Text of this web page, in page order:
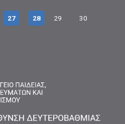
27 28 29 30